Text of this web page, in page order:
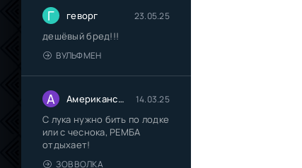
Г геворг 23.05.25
дешёвый бред!!!
ВУЛЬФМЕН
А Американский сказочник 14.03.25
С лука нужно бить по лодке
или с чеснока, РЕМБА
отдыхает!
ЗОВ ВОЛКА